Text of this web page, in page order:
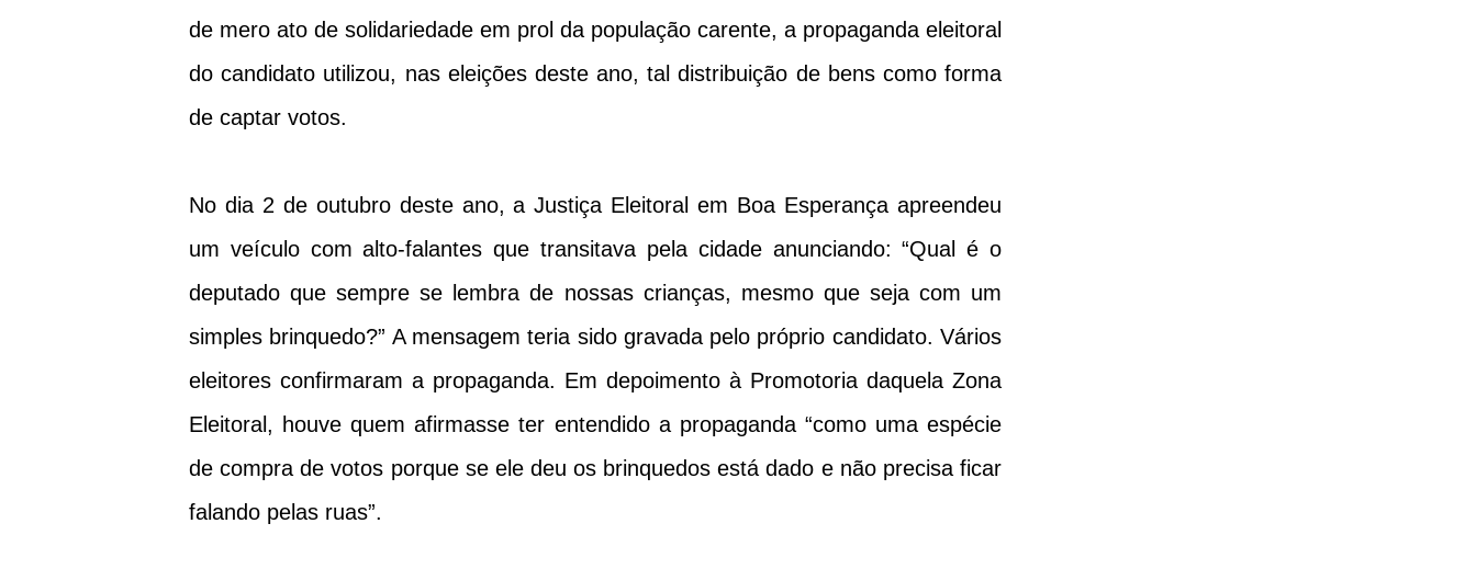
de mero ato de solidariedade em prol da população carente, a propaganda eleitoral
do candidato utilizou, nas eleições deste ano, tal distribuição de bens como forma
de captar votos.
No dia 2 de outubro deste ano, a Justiça Eleitoral em Boa Esperança apreendeu
um veículo com alto-falantes que transitava pela cidade anunciando: “Qual é o
deputado que sempre se lembra de nossas crianças, mesmo que seja com um
simples brinquedo?” A mensagem teria sido gravada pelo próprio candidato. Vários
eleitores confirmaram a propaganda. Em depoimento à Promotoria daquela Zona
Eleitoral, houve quem afirmasse ter entendido a propaganda “como uma espécie
de compra de votos porque se ele deu os brinquedos está dado e não precisa ficar
falando pelas ruas”.